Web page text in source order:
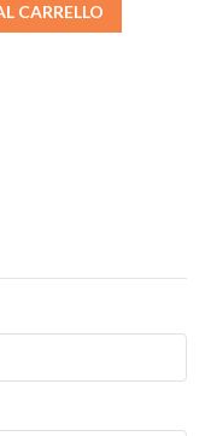
CARRELLO